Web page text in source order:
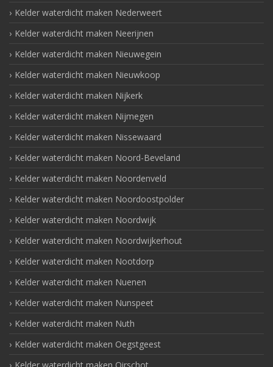
Kelder waterdicht maken Nederweert
Kelder waterdicht maken Neerijnen
Kelder waterdicht maken Nieuwegein
Kelder waterdicht maken Nieuwkoop
Kelder waterdicht maken Nijkerk
Kelder waterdicht maken Nijmegen
Kelder waterdicht maken Nissewaard
Kelder waterdicht maken Noord-Beveland
Kelder waterdicht maken Noordenveld
Kelder waterdicht maken Noordoostpolder
Kelder waterdicht maken Noordwijk
Kelder waterdicht maken Noordwijkerhout
Kelder waterdicht maken Nootdorp
Kelder waterdicht maken Nuenen
Kelder waterdicht maken Nunspeet
Kelder waterdicht maken Nuth
Kelder waterdicht maken Oegstgeest